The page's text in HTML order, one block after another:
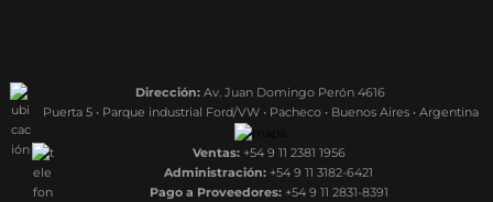
Dirección: Av. Juan Domingo Perón 4616
Puerta 5 • Parque industrial Ford/VW • Pacheco • Buenos Aires • Argentina
Ventas:+54 9 11 2381 1956
Administración: +54 9 11 3182-6421
Pago a Proveedores:+54 9 11 2831-8391